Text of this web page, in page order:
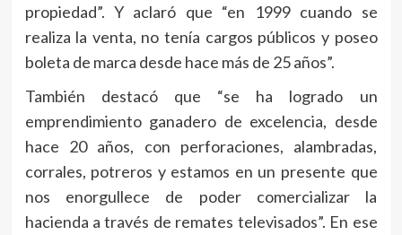
propiedad”. Y aclaró que “en 1999 cuando se
realiza la venta, no tenía cargos públicos y poseo
boleta de marca desde hace más de 25 años”.
También destacó que “se ha logrado un
emprendimiento ganadero de excelencia, desde
hace 20 años, con perforaciones, alambradas,
corrales, potreros y estamos en un presente que
nos enorgullece de poder comercializar la
hacienda a través de remates televisados”. En ese